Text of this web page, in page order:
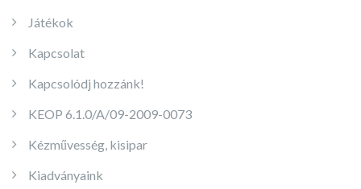
Játékok
Kapcsolat
Kapcsolódj hozzánk!
KEOP 6.1.0/A/09-2009-0073
Kézművesség, kisipar
Kiadványaink